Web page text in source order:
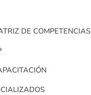
DE COMPETENCIAS